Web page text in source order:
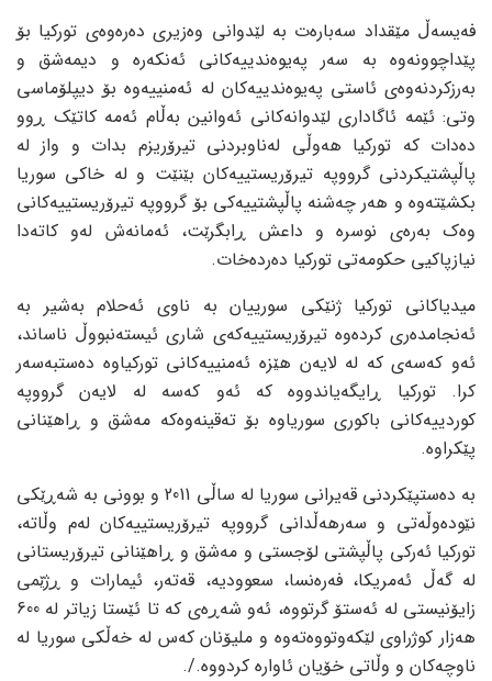
فەیسەڵ مێقداد سەبارەت بە لێدوانی وەزیری دەرەوەی تورکیا بۆ
پێداچوونەوە بە سەر پەیوەندییەکانی ئەنکەرە و دیمەشق و
بەرزکردنەوەی ئاستی پەیوەندییەکان لە ئەمنییەوە بۆ دیپلۆماسی
وتی: ئێمە ئاگاداری لێدوانەکانی ئەوانین بەڵام ئەمە کاتێک ڕوو
دەدات کە تورکیا هەوڵی لەناوبردنی تیرۆریزم بدات و واز لە
پاڵپشتیکردنی گرووپە تیرۆریستییەکان بێنێت و لە خاکی سوریا
بکشێتەوە و هەر چەشنە پاڵپشتییەکی بۆ گرووپە تیرۆریستییەکانی
وەک بەرەی نوسرە و داعش ڕابگرێت، ئەمانەش لەو کاتەدا
نیازپاکیی حکومەتی تورکیا دەردەخات.
میدیاکانی تورکیا ژنێکی سورییان بە ناوی ئەحلام بەشیر بە
ئەنجامدەری کردەوە تیرۆریستییەکەی شاری ئیستەنبووڵ ناساند،
ئەو کەسەی کە لە لایەن هێزە ئەمنییەکانی تورکیاوە دەستبەسەر
کرا. تورکیا ڕایگەیاندووە کە ئەو کەسە لە لایەن گرووپە
کوردییەکانی باکوری سوریاوە بۆ تەقینەوەکە مەشق و ڕاهێنانی
پێکراوە.
بە دەستپێکردنی قەیرانی سوریا لە ساڵی 2011 و بوونی بە شەڕێکی
نێودەوڵەتی و سەرهەڵدانی گرووپە تیرۆریستییەکان لەم وڵاتە،
تورکیا ئەرکی پاڵپشتی لۆجستی و مەشق و ڕاهێنانی تیرۆریستانی
لە گەڵ ئەمریکا، فەرەنسا، سعوودیە، قەتەر، ئیمارات و ڕژێمی
زایۆنیستی لە ئەستۆ گرتووە، ئەو شەڕەی کە تا ئێستا زیاتر لە 600
هەزار کوژراوی لێکەوتووەتەوە و ملیۆنان کەس لە خەڵکی سوریا لە
ناوچەکان و وڵاتی خۆیان ئاوارە کردووە./.